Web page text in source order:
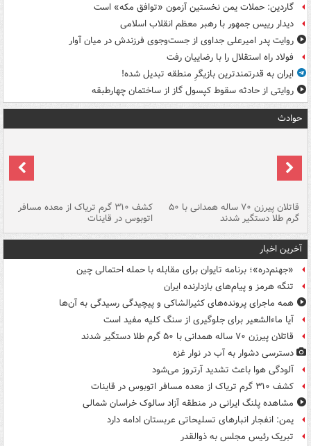
گاردین: حملات یمن نخستین آزمون «توافق مکه» است
دیدار رییس جمهور با رهبر معظم انقلاب اسلامی
روایت پدر امیرعلی جداوی از جست‌وجوی فرزندش در میان آوار
فولاد راه استقلال را با رضاییان رفت
ایران به قدرتمندترین بازیگرِ منطقه تبدیل شده!
روایتی از حادثه سقوط کپسول گاز از ساختمان چهارطبقه
حوادث
قاتلان پیرزن ۷۰ ساله همدانی با ۵۰
گرم طلا دستگیر شدند
کشف ۳۱۰ گرم تریاک از معده مسافر
اتوبوس در قاینات
آخرین اخبار
«جهنم‌دره»؛ برنامه تایوان برای مقابله با حمله احتمالی چین
تنگه هرمز و پیام‌های بازدارنده ایران
همه ماجرای پرونده‌های کثیرالشاکی و پیچیدگی رسیدگی به آن‌ها
آیا ماءالشعیر برای جلوگیری از سنگ کلیه مفید است
قاتلان پیرزن ۷۰ ساله همدانی با ۵۰ گرم طلا دستگیر شدند
دسترسی دشوار به آب در نوار غزه
آلودگی هوا باعث تشدید آرتروز می‌شود
کشف ۳۱۰ گرم تریاک از معده مسافر اتوبوس در قاینات
مشاهده پلنگ ایرانی در منطقه آزاد سالوک خراسان شمالی
یمن: انفجار انبارهای تسلیحاتی عربستان ادامه دارد
تبریک رئیس مجلس به ذوالقدر